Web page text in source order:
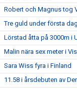
Robert och Magnus tog
Tre guld under första
Lörstad åtta på 3000m i
Malin nära sex meter i
Sara Wiss fyra i Finland
11.58 i årsdebuten av